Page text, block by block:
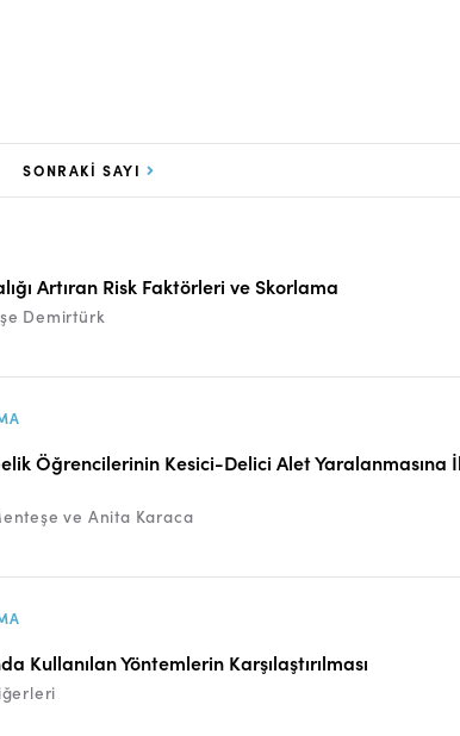
SONRAKI SAYI
Artıran Risk Faktörleri ve Skorlama
Demirtürk
Öğrencilerinin Kesici-Delici Alet Yaralanmasına
ve Anita Karaca
Kullanılan Yöntemlerin Karşılaştırılması